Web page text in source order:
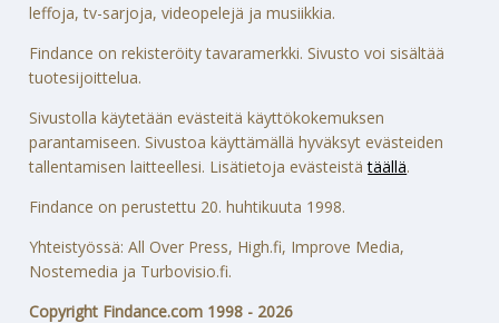
leffoja, tv-sarjoja, videopelejä ja musiikkia.
Findance on rekisteröity tavaramerkki. Sivusto voi sisältää
tuotesijoittelua.
Sivustolla käytetään evästeitä käyttökokemuksen
parantamiseen. Sivustoa käyttämällä hyväksyt evästeiden
tallentamisen laitteellesi. Lisätietoja evästeistätäällä.
Findance on perustettu 20. huhtikuuta 1998.
Yhteistyössä: All Over Press, High.fi, Improve Media,
Nostemedia ja Turbovisio.fi.
Copyright Findance.com 1998 - 2026